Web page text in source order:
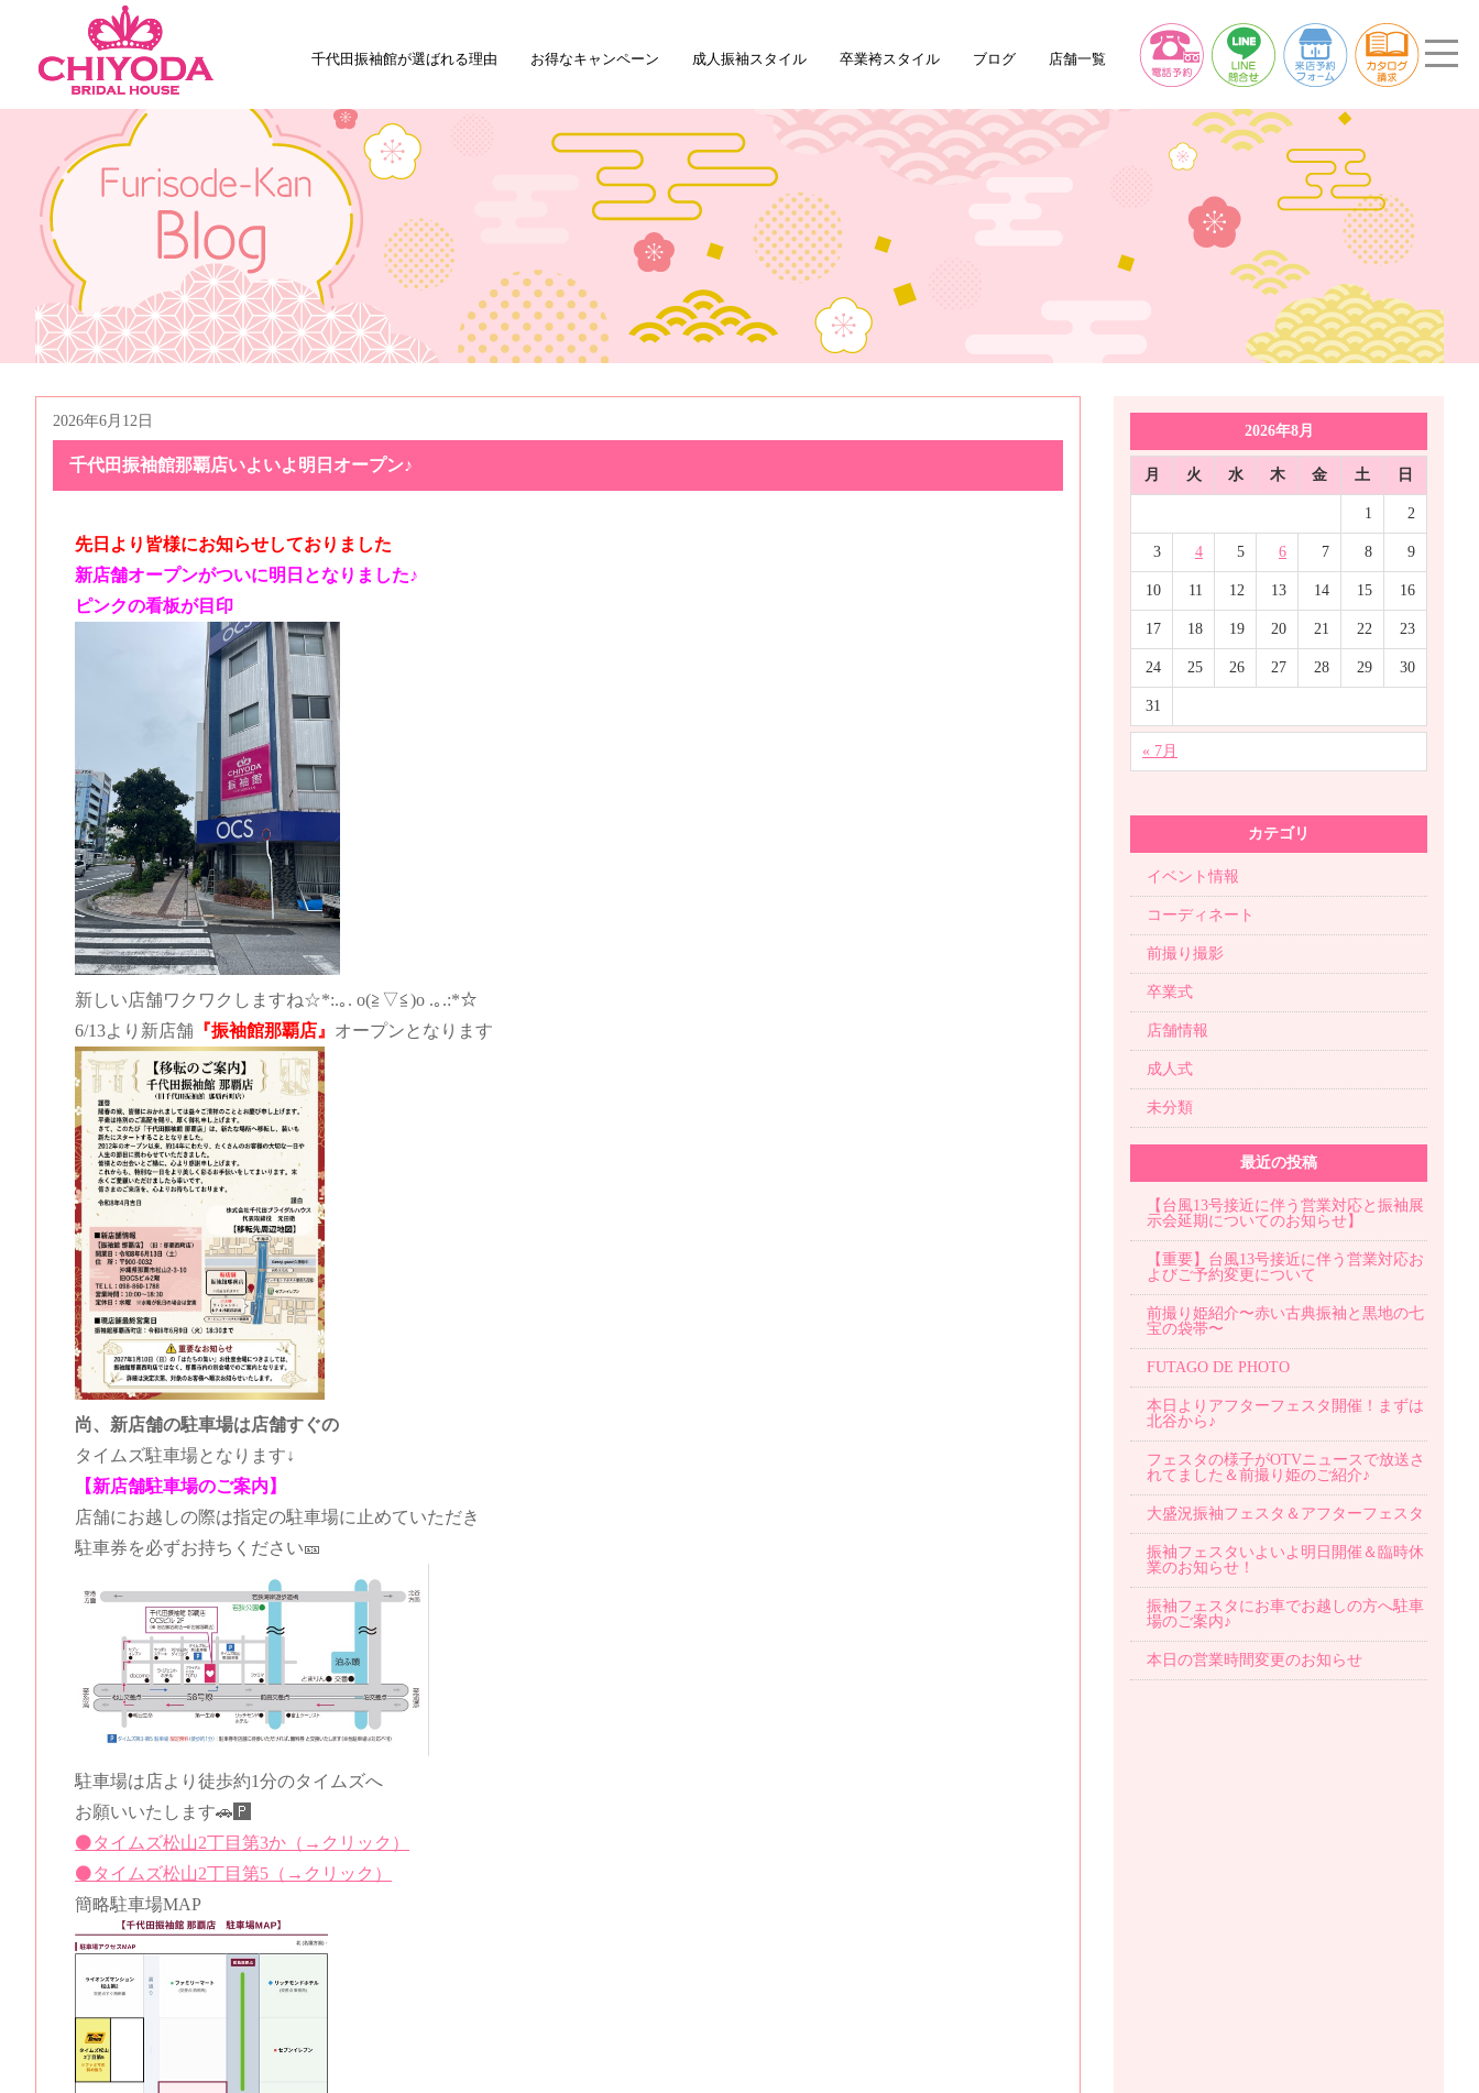
千代田振袖館が選ばれる理由 お得なキャンペーン 成人振袖スタイル 卒業袴スタイル ブログ 店舗一覧
2026年6月12日
千代田振袖館那覇店いよいよ明日オープン♪
先日より皆様にお知らせしておりました
新店舗オープンがついに明日となりま した♪
ピンクの看板が目印
新しい店舗ワクワクしますね☆*:.｡. o(≧▽≦)o .｡.:*☆
6/13より新店舗 『振袖館那覇店』 オープンとなります
尚、新店舗の駐車場は店舗すぐの
タイムズ駐車場となります↓
【新店舗駐車場のご案内】
店舗にお越しの際は指定の駐車場に止めていただき
駐車券を必ずお持ちください🎫
駐車場は店より徒歩約1分のタイムズへ
お願いいたします🚗🅿️
⚫️タイムズ松山2丁目第3か（→クリック）
⚫️タイムズ松山2丁目第5（→クリック）
簡略駐車場MAP
2026年8月
月 火 水 木 金 土 日
1 2
3 4 5 6 7 8 9
10 11 12 13 14 15 16
17 18 19 20 21 22 23
24 25 26 27 28 29 30
31
« 7月
カテゴリ
イベント情報
コーディネート
前撮り撮影
卒業式
店舗情報
成人式
未分類
最近の投稿
【台風13号接近に伴う営業対応と振袖展
示会延期についてのお知らせ】
【重要】台風13号接近に伴う営業対応お
よびご予約変更について
前撮り姫紹介〜赤い古典振袖と黒地の七
宝の袋帯〜
FUTAGO DE PHOTO
本日よりアフターフェスタ開催！まずは
北谷から♪
フェスタの様子がOTVニュースで放送さ
れてました＆前撮り姫のご紹介♪
大盛況振袖フェスタ＆アフターフェスタ
振袖フェスタいよいよ明日開催＆臨時休
業のお知らせ！
振袖フェスタにお車でお越しの方へ駐車
場のご案内♪
本日の営業時間変更のお知らせ